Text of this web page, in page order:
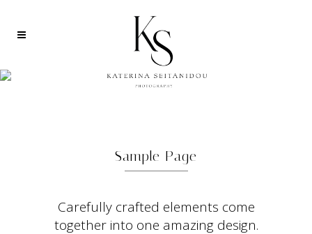
RESPONSIVE IMAGE
Sample Page
Carefully crafted elements come
together into one amazing design.